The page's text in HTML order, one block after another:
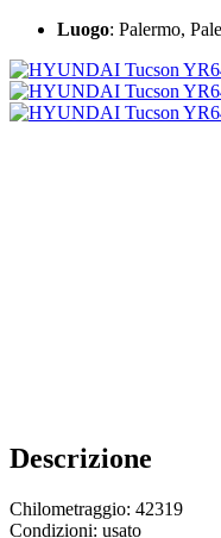
Luogo: Palermo,
Descrizione
Chilometraggio: 42319
Condizioni: usato